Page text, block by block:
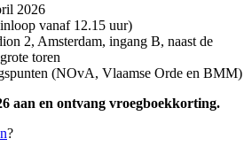
2026
vanaf 12.15 uur)
2, Amsterdam, ingang B, naast de
toren
(NOvA, Vlaamse Orde en BMM)
aan en ontvang vroegboekkorting.
?